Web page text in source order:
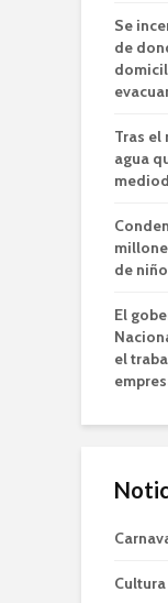
Se
de
Tras el
agua
de
El
el